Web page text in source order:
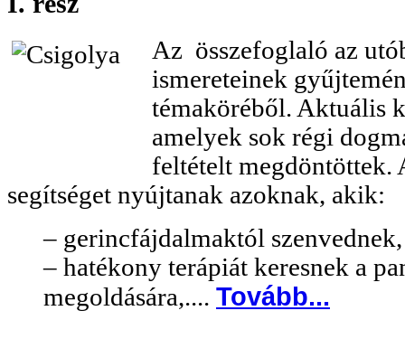
Az összefoglaló az
ismereteinek
témaköréből. Aktuális
amelyek sok régi
feltételt
segítséget nyújtanak azoknak, akik:
– gerincfájdalmaktól
– hatékony terápiát keresnek a
megoldására,.... Tovább...